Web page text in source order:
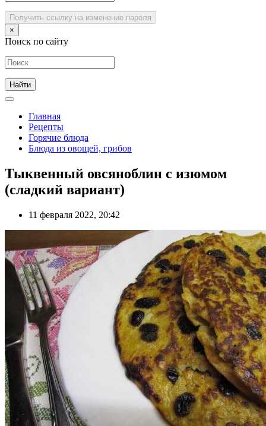
Получить ссылку на изменение пароля
×
Поиск по сайту
Главная
Рецепты
Горячие блюда
Блюда из овощей, грибов
Тыквенный овсяноблин с изюмом
(сладкий вариант)
11 февраля 2022, 20:42